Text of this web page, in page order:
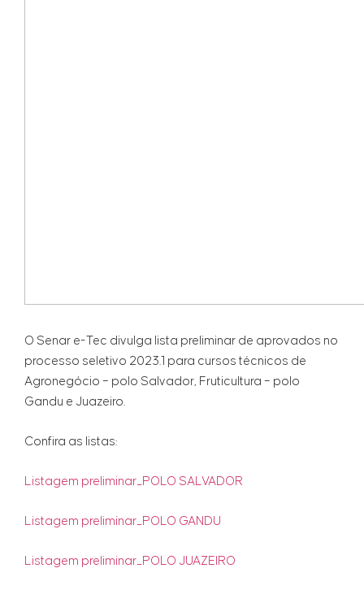
O Senar e-Tec divulga lista preliminar de aprovados no
processo seletivo 2023.1 para cursos técnicos de
Agronegócio – polo Salvador, Fruticultura – polo
Gandu e Juazeiro.
Confira as listas:
Listagem preliminar_POLO SALVADOR
Listagem preliminar_POLO GANDU
Listagem preliminar_POLO JUAZEIRO